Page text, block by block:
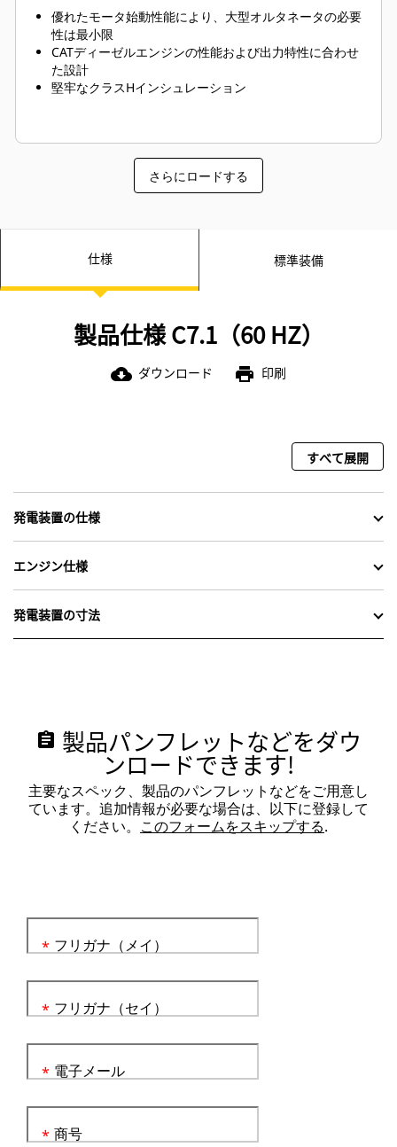
優れたモータ始動性能により、大型オルタネータの必要
性は最小限
CATディーゼルエンジンの性能および出力特性に合わせ
た設計
堅牢なクラスHインシュレーション
さらにロードする
仕様 標準装備
製品仕様 C7.1（60 HZ）
cloud_download ダウンロード print 印刷
すべて展開
発電装置の仕様
エンジン仕様
発電装置の寸法
assignment 製品パンフレットなどをダウ
ンロードできます!
主要なスペック、製品のパンフレットなどをご用意し
ています。追加情報が必要な場合は、以下に登録して
ください。 このフォームをスキップする.
フリガナ（メイ）
*
フリガナ（セイ）
*
電子メール
*
商号
*